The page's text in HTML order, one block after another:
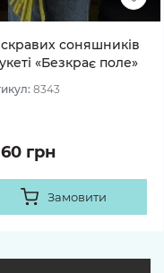
соняшників
«Безкрає поле»
8343
грн
Замовити